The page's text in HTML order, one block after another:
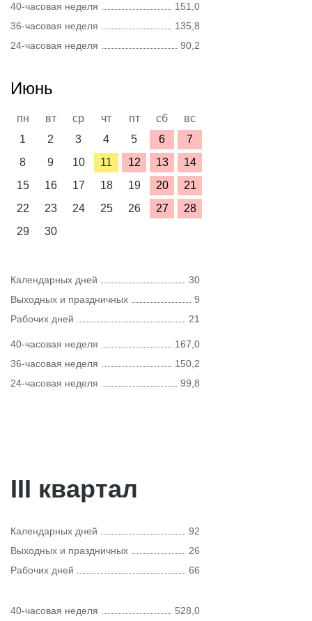
40-часовая неделя
151,0
36-часовая неделя
135,8
24-часовая неделя
90,2
Июнь
пн вт ср чт пт сб
вс
1
2 3 4 5 6
7
8
9 10 11 12 13
14
15
16 17 18 19 20
21
22
23 24 25 26 27
28
29
30
Календарных дней
30
Выходных и праздничных
9
Рабочих дней
21
40-часовая неделя
167,0
36-часовая неделя
150,2
24-часовая неделя
99,8
III квартал
Календарных дней
92
Выходных и праздничных
26
Рабочих дней
66
40-часовая неделя 528,0